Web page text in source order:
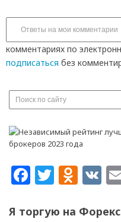
комментариях по
подписаться без
Facebook
Twitter
Я торгую на